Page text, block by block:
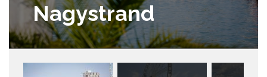
Nagystrand